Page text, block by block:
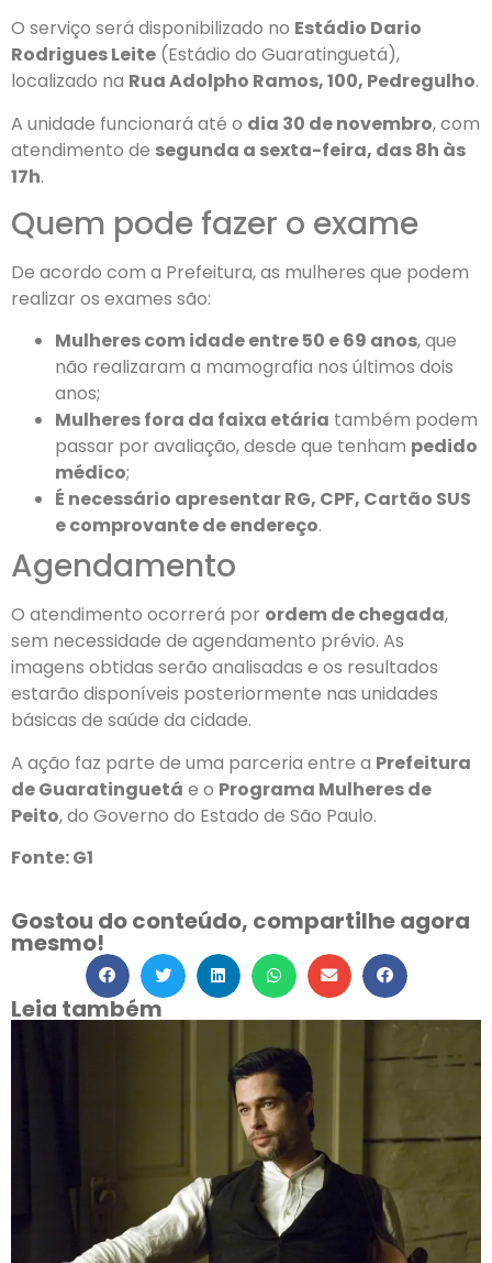
O serviço será disponibilizado no Estádio Dario
Rodrigues Leite (Estádio do Guaratinguetá),
localizado na Rua Adolpho Ramos, 100, Pedregulho.
A unidade funcionará até o dia 30 de novembro, com
atendimento de segunda a sexta-feira, das 8h às
17h.
Quem pode fazer o exame
De acordo com a Prefeitura, as mulheres que podem
realizar os exames são:
Mulheres com idade entre 50 e 69 anos, que
não realizaram a mamografia nos últimos dois
anos;
Mulheres fora da faixa etária também podem
passar por avaliação, desde que tenham pedido
médico;
É necessário apresentar RG, CPF, Cartão SUS
e comprovante de endereço.
Agendamento
O atendimento ocorrerá por ordem de chegada,
sem necessidade de agendamento prévio. As
imagens obtidas serão analisadas e os resultados
estarão disponíveis posteriormente nas unidades
básicas de saúde da cidade.
A ação faz parte de uma parceria entre a Prefeitura
de Guaratinguetá e o Programa Mulheres de
Peito, do Governo do Estado de São Paulo.
Fonte: G1
Gostou do conteúdo, compartilhe agora
mesmo!
Leia também